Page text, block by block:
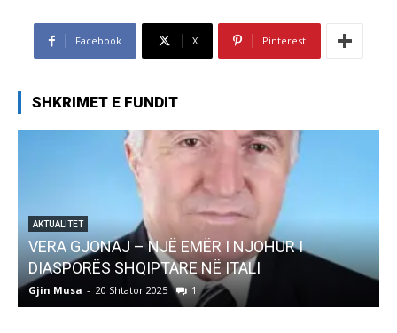
Facebook X Pinterest
SHKRIMET E FUNDIT
AKTUALITET
Pregaditi Gjin Musa-Rome- Shtator 2025
Gjin Musa 8 Shtator 2025 0